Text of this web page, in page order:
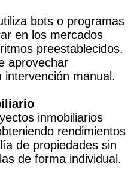
bots o programas
en los mercados
preestablecidos.
aprovechar
manual.
inmobiliarios
rendimientos
de propiedades sin
de forma individual.